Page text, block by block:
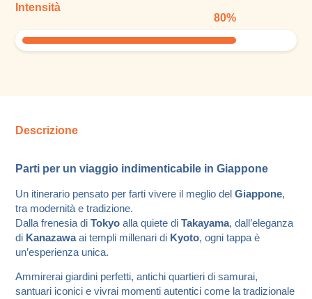
Intensità
80%
Descrizione
Parti per un viaggio indimenticabile in Giappone
Un itinerario pensato per farti vivere il meglio delGiappone,
tra modernità e tradizione.
Dalla frenesia diTokyo alla quiete diTakayama, dall’eleganza
di Kanazawaai templi millenari di Kyoto, ogni tappa è
un’esperienza unica.
Ammirerai giardini perfetti, antichi quartieri di samurai,
santuari iconici e vivrai momenti autentici come la tradizionale